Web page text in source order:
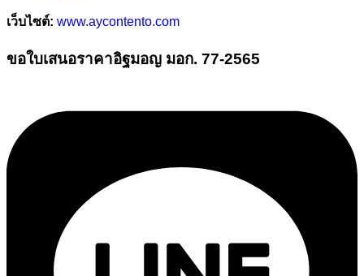
เว็บไซต์: www.aycontento.com
ขอใบเสนอราคาอิฐมอญ มอก. 77-2565